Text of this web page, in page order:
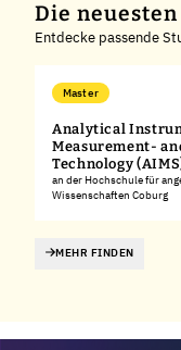
Die
Entdecke passende
Master
Analytical
Measurement-
Technology
an der Hochschule für
Wissenschaften Coburg
MEHR FINDEN